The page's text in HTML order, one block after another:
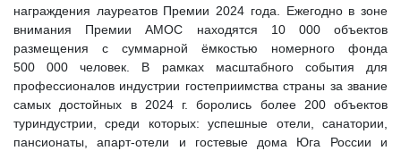
награждения лауреатов Премии 2024 года. Ежегодно в зоне
внимания Премии АМОС находятся 10 000 объектов
размещения с суммарной ёмкостью номерного фонда
500 000 человек. В рамках масштабного события для
профессионалов индустрии гостеприимства страны за звание
самых достойных в 2024 г. боролись более 200 объектов
туриндустрии, среди которых: успешные отели, санатории,
пансионаты, апарт-отели и гостевые дома Юга России и